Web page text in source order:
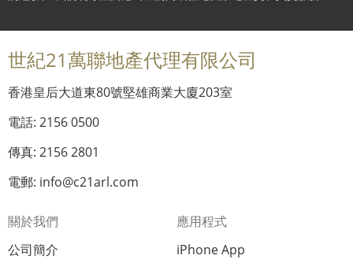
世紀21萬聯地產代理有限公司
香港皇后大道東80號堅雄商業大廈203室
電話: 2156 0500
傳真: 2156 2801
電郵: info@c21arl.com
關於我們
公司簡介
應用程式
iPhone App